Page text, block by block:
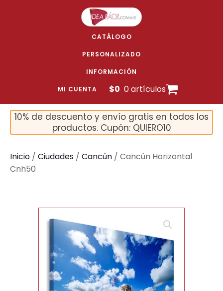
CATÁLOGO
PERSONALIZADO
INFORMACIÓN
MI CUENTA $0 0 artículos
10% de descuento y envío gratis en todos los
productos. Cupón: QUIERO10
Inicio / Ciudades / Cancún / Cancún Horizontal
Cnh50
🔍